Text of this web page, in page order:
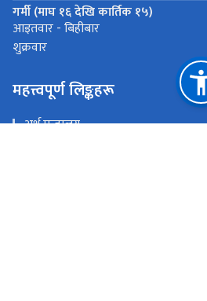
गर्मी (माघ १६ देखि कार्तिक १५)
आइतवार - बिहीबार
शुक्रवार
महत्त्वपूर्ण लिङ्कहरू
अर्थ मन्त्रालय